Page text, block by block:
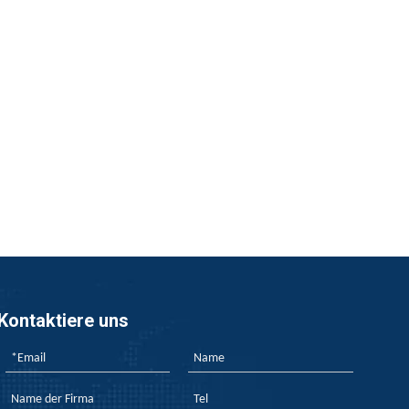
ADP signifikant verbessert. Der Artikel befasst sich
uns